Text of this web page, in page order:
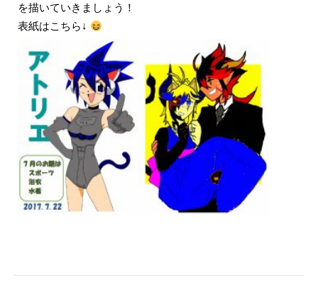
を描いていきましょう！
表紙はこちら↓